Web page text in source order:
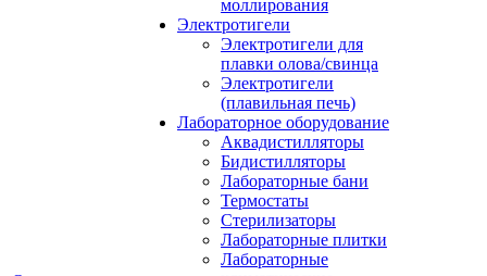
моллирования
Электротигели
Электротигели для
плавки олова/свинца
Электротигели
(плавильная печь)
Лабораторное оборудование
Аквадистилляторы
Бидистилляторы
Лабораторные бани
Термостаты
Стерилизаторы
Лабораторные плитки
Лабораторные